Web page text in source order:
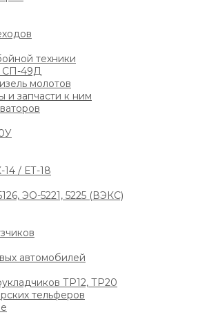
техники
СП-49Д
молотов
и запчасти к ним
/ ЕТ-18
ЭО-5221, 5225 (ВЭКС)
автомобилей
ТР12, ТР20
тельферов